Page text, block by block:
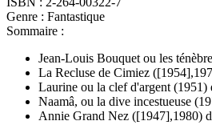
Genre : Fantastique
Sommaire :
Jean-Louis Bouquet ou les
La Recluse de Cimiez
Laurine ou la clef d'argent (1951)
Naamâ, ou la dive incestueuse
Annie Grand Nez ([1947],1980)